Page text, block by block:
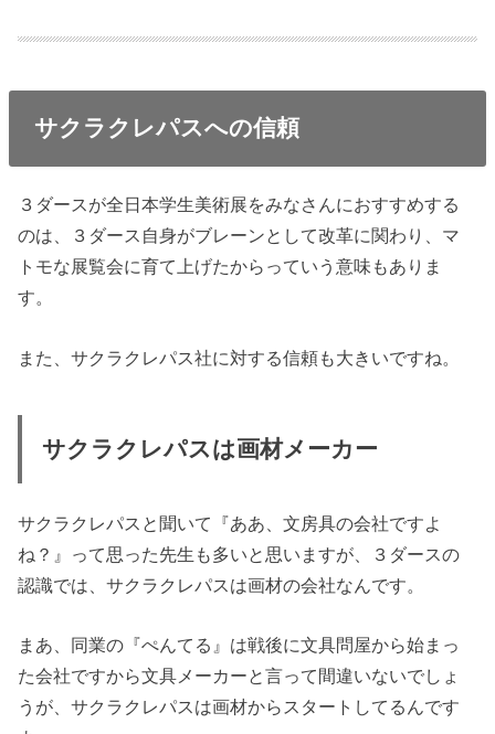
サクラクレパスへの信頼
３ダースが全日本学生美術展をみなさんにおすすめする
のは、３ダース自身がブレーンとして改革に関わり、マ
トモな展覧会に育て上げたからっていう意味もありま
す。
また、サクラクレパス社に対する信頼も大きいですね。
サクラクレパスは画材メーカー
サクラクレパスと聞いて『ああ、文房具の会社ですよ
ね？』って思った先生も多いと思いますが、３ダースの
認識では、サクラクレパスは画材の会社なんです。
まあ、同業の『ぺんてる』は戦後に文具問屋から始まっ
た会社ですから文具メーカーと言って間違いないでしょ
うが、サクラクレパスは画材からスタートしてるんです